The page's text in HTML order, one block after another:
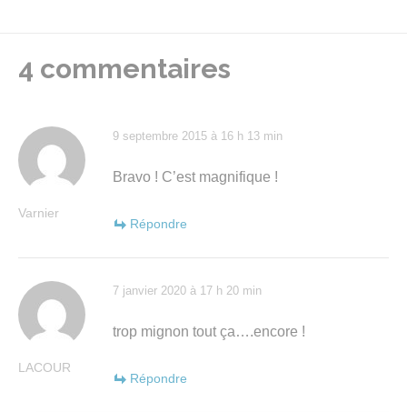
4 commentaires
Varnier
9 septembre 2015 à 16 h 13 min
Bravo ! C’est magnifique !
Répondre
LACOUR
7 janvier 2020 à 17 h 20 min
trop mignon tout ça….encore !
Répondre